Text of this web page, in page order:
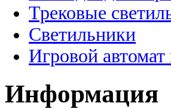
Трековые
Светильники
Игровой
Информация